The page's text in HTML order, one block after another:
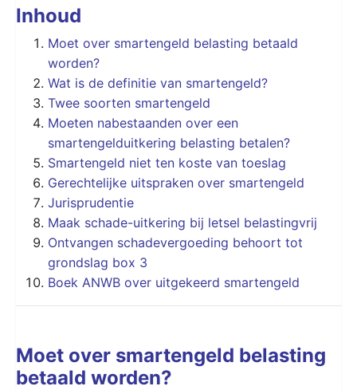
Inhoud
Moet over smartengeld belasting betaald
worden?
Wat is de definitie van smartengeld?
Twee soorten smartengeld
Moeten nabestaanden over een
smartengelduitkering belasting betalen?
Smartengeld niet ten koste van toeslag
Gerechtelijke uitspraken over smartengeld
Jurisprudentie
Maak schade-uitkering bij letsel belastingvrij
Ontvangen schadevergoeding behoort tot
grondslag box 3
Boek ANWB over uitgekeerd smartengeld
Moet over smartengeld belasting
betaald worden?